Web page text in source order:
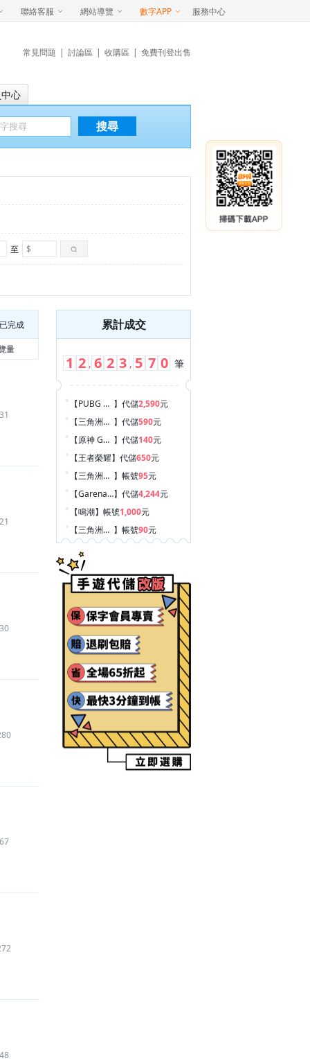
聯絡客服 網站導覽 數字APP 服務中心
常見問題 | 討論區 | 收購區 | 免費刊登出售
心
搜尋
至
已完成
量
31
21
30
67
48
累計成交
1 2 , 6 2 3 , 5 7 0 筆
【PUBG MOBILE：絕地求生 M 】 代儲2,590元
【三角洲行動 】 代儲590元
【原神 Genshin Impact 】 代儲140元
【王者榮耀】 代儲650元
【三角洲行動 】 帳號95元
【Garena 傳說對決】 代儲4,244元
【鳴潮】 帳號1,000元
【三角洲行動 】 帳號90元
【金好運娛樂城 】 遊戲幣531元
元
【第五人格】代儲2,550元
【全明星街球派對 】帳號2,975
【Garena 傳說對決】代儲2,400
【鳴潮】代練1,500元
【火影忍者（手遊） 】帳號450元
【煙雨江湖】代練1,620元
【Roblox】道具1,000元
【Garena 傳說對決】代練1,063元
【和平菁英/和平精英（騰訊） 】代儲300元